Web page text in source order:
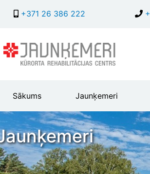
+371 26 386 222
Sākums Jaunķemeri